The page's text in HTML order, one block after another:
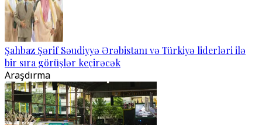
Şahbaz Şərif Səudiyyə Ərəbistanı və Türkiyə liderləri ilə
bir sıra görüşlər keçirəcək
Araşdırma